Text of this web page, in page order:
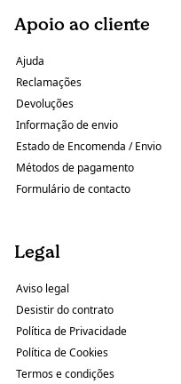
Apoio ao cliente
Ajuda
Reclamações
Devoluções
Informação de envio
Estado de Encomenda / Envio
Métodos de pagamento
Formulário de contacto
Legal
Aviso legal
Desistir do contrato
Política de Privacidade
Política de Cookies
Termos e condições